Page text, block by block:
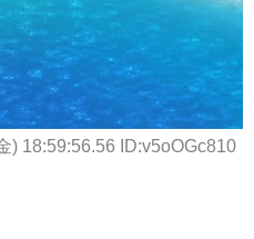
) 18:59:56.56 ID:v5oOGc810